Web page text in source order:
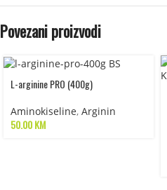
Povezani proizvodi
L-arginine PRO (400g)
Aminokiseline, Arginin
50.00KM